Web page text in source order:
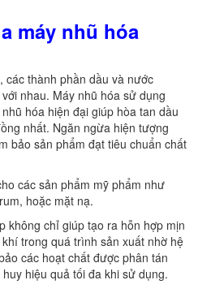
máy nhũ hóa
các thành phần dầu và nước
nhau. Máy nhũ hóa sử dụng
hóa hiện đại giúp hòa tan dầu
nhất. Ngăn ngừa hiện tượng
bảo sản phẩm đạt tiêu chuẩn chất
các sản phẩm mỹ phẩm như
hoặc mặt nạ.
không chỉ giúp tạo ra hỗn hợp mịn
trong quá trình sản xuất nhờ hệ
các hoạt chất được phân tán
hiệu quả tối đa khi sử dụng.